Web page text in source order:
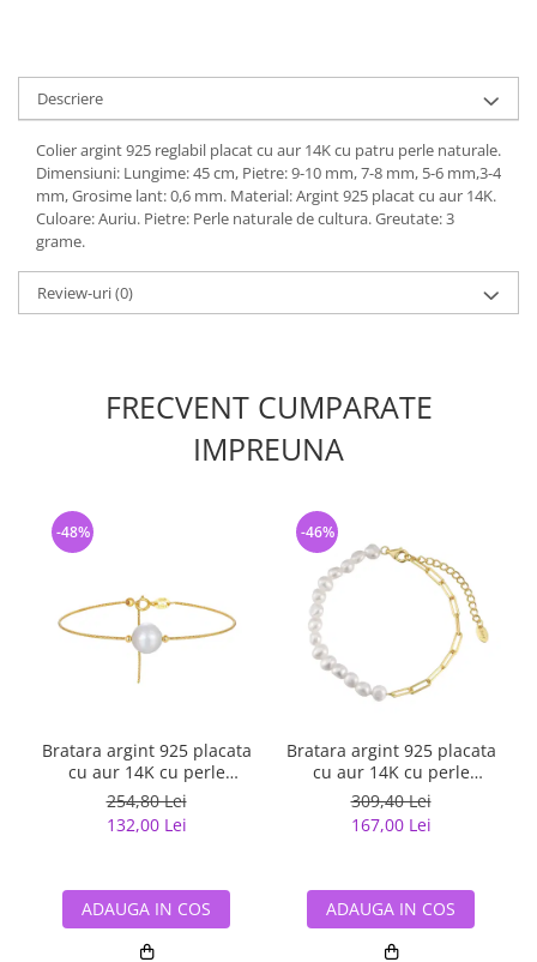
Descriere
Colier argint 925 reglabil placat cu aur 14K cu patru perle naturale.
Dimensiuni: Lungime: 45 cm, Pietre: 9-10 mm, 7-8 mm, 5-6 mm,3-4
mm, Grosime lant: 0,6 mm. Material: Argint 925 placat cu aur 14K.
Culoare: Auriu. Pietre: Perle naturale de cultura. Greutate: 3
grame.
Review-uri(0)
FRECVENT CUMPARATE
IMPREUNA
Bratara argint 925 placata
cu aur 14K cu perle
naturale
254,80 Lei
132,00 Lei
-48%
ADAUGA IN COS
Bratara argint 925 placata
cu aur 14K cu perle
naturale
309,40 Lei
167,00 Lei
-46%
ADAUGA IN COS